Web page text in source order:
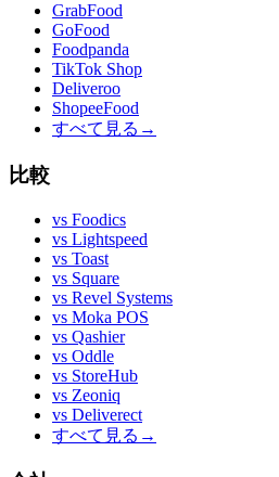
GrabFood
GoFood
Foodpanda
TikTok Shop
Deliveroo
ShopeeFood
すべて見る →
比較
vs Foodics
vs Lightspeed
vs Toast
vs Square
vs Revel Systems
vs Moka POS
vs Qashier
vs Oddle
vs StoreHub
vs Zeoniq
vs Deliverect
すべて見る →